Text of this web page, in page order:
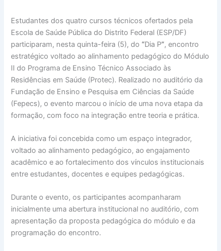
Estudantes dos quatro cursos técnicos ofertados pela
Escola de Saúde Pública do Distrito Federal (ESP/DF)
participaram, nesta quinta-feira (5), do “Dia P”, encontro
estratégico voltado ao alinhamento pedagógico do Módulo
II do Programa de Ensino Técnico Associado às
Residências em Saúde (Protec). Realizado no auditório da
Fundação de Ensino e Pesquisa em Ciências da Saúde
(Fepecs), o evento marcou o início de uma nova etapa da
formação, com foco na integração entre teoria e prática.
A iniciativa foi concebida como um espaço integrador,
voltado ao alinhamento pedagógico, ao engajamento
acadêmico e ao fortalecimento dos vínculos institucionais
entre estudantes, docentes e equipes pedagógicas.
Durante o evento, os participantes acompanharam
inicialmente uma abertura institucional no auditório, com
apresentação da proposta pedagógica do módulo e da
programação do encontro.